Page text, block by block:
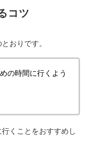
コツ
おりです。
の時間に行くよう
くことをおすすめし